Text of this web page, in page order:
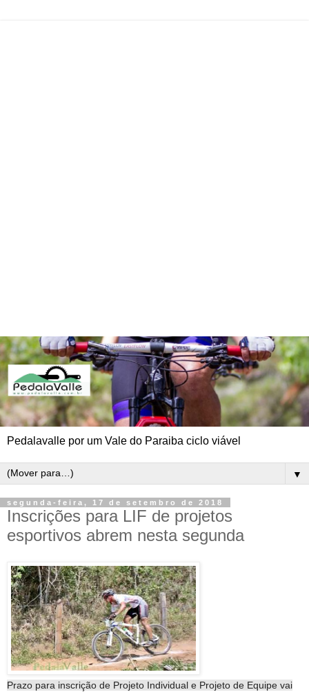
Pedalavalle por um Vale do Paraiba ciclo viável
▼
segunda-feira, 17 de setembro de 2018
Inscrições para LIF de projetos
esportivos abrem nesta segunda
Prazo para inscrição de Projeto Individual e Projeto de Equipe vai